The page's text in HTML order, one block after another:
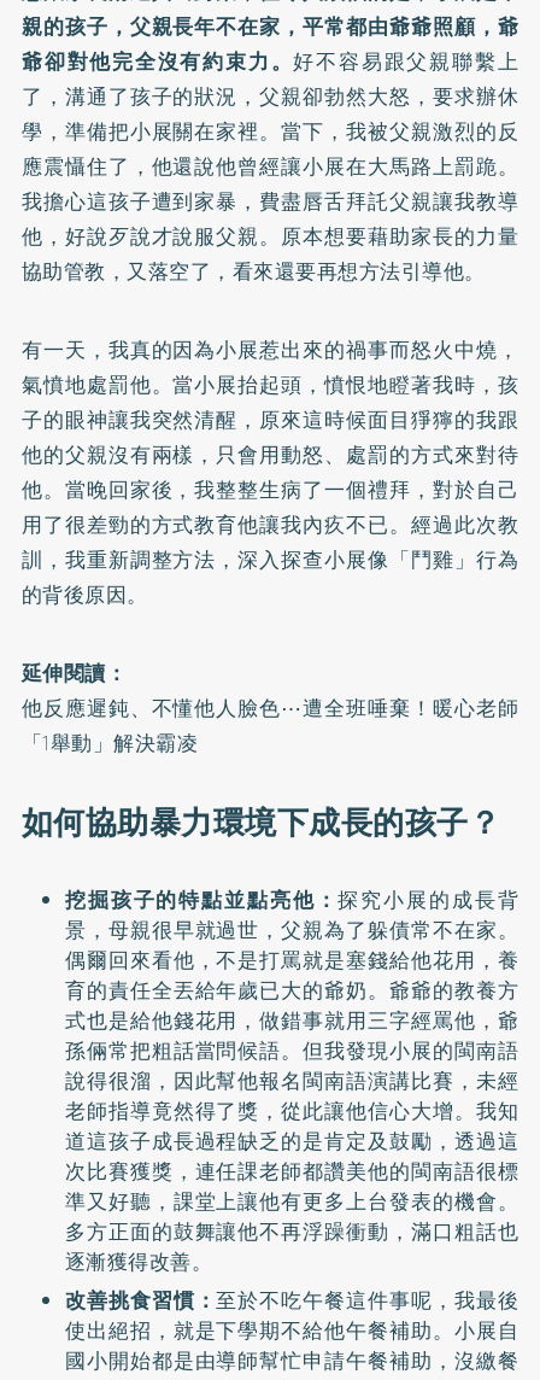
親的孩子，父親長年不在家，平常都由爺爺照顧，爺
爺卻對他完全沒有約束力。好不容易跟父親聯繫上
了，溝通了孩子的狀況，父親卻勃然大怒，要求辦休
學，準備把小展關在家裡。當下，我被父親激烈的反
應震懾住了，他還說他曾經讓小展在大馬路上罰跪。
我擔心這孩子遭到家暴，費盡唇舌拜託父親讓我教導
他，好說歹說才說服父親。原本想要藉助家長的力量
協助管教，又落空了，看來還要再想方法引導他。
有一天，我真的因為小展惹出來的禍事而怒火中燒，
氣憤地處罰他。當小展抬起頭，憤恨地瞪著我時，孩
子的眼神讓我突然清醒，原來這時候面目猙獰的我跟
他的父親沒有兩樣，只會用動怒、處罰的方式來對待
他。當晚回家後，我整整生病了一個禮拜，對於自己
用了很差勁的方式教育他讓我內疚不已。經過此次教
訓，我重新調整方法，深入探查小展像「鬥雞」行為
的背後原因。
延伸閱讀：
他反應遲鈍、不懂他人臉色⋯遭全班唾棄！暖心老師
「1舉動」解決霸凌
如何協助暴力環境下成長的孩子？
挖掘孩子的特點並點亮他：探究小展的成長背
景，母親很早就過世，父親為了躲債常不在家。
偶爾回來看他，不是打罵就是塞錢給他花用，養
育的責任全丟給年歲已大的爺奶。爺爺的教養方
式也是給他錢花用，做錯事就用三字經罵他，爺
孫倆常把粗話當問候語。但我發現小展的閩南語
說得很溜，因此幫他報名閩南語演講比賽，未經
老師指導竟然得了獎，從此讓他信心大增。我知
道這孩子成長過程缺乏的是肯定及鼓勵，透過這
次比賽獲獎，連任課老師都讚美他的閩南語很標
準又好聽，課堂上讓他有更多上台發表的機會。
多方正面的鼓舞讓他不再浮躁衝動，滿口粗話也
逐漸獲得改善。
改善挑食習慣：至於不吃午餐這件事呢，我最後
使出絕招，就是下學期不給他午餐補助。小展自
國小開始都是由導師幫忙申請午餐補助，沒繳餐